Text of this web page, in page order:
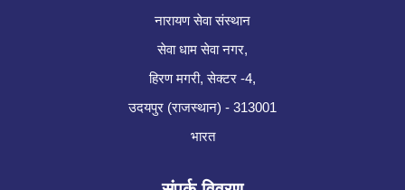
नारायण सेवा संस्थान
सेवा धाम सेवा नगर,
हिरण मगरी, सेक्टर -4,
उदयपुर (राजस्थान) - 313001
भारत